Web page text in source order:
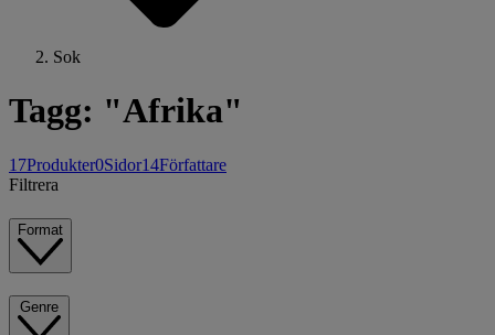
Sok
Tagg: "Afrika"
17Produkter0Sidor14Författare
Filtrera
Format